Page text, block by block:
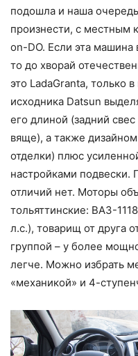
подошла и наша
произнести, с местным
on-DO. Если эта
то до хворай
это LadaGranta, только
исходника Datsun
его длиной (задний
вяще), а также
отделки) плюс
настройками подвески.
отличий нет. Моторы
тольяттинские: ВАЗ-
л.с.), товарищ от друга
группой – у более
легче. Можно избрать
«механикой» и 4-